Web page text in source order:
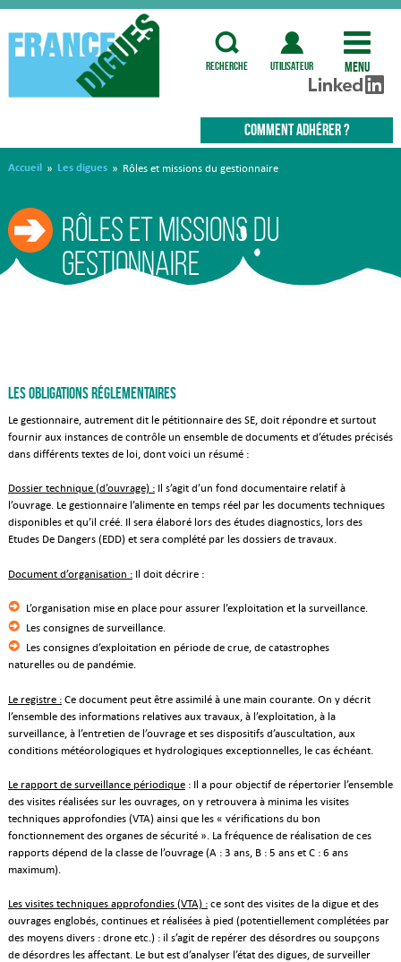
recherche utilisateur Menu
COMMENT ADHÉRER ?
Accueil » Les digues » Rôles et missions du gestionnaire
Rôles et missions du
gestionnaire
Les obligations réglementaires
Le gestionnaire, autrement dit le pétitionnaire des SE, doit répondre et surtout
fournir aux instances de contrôle un ensemble de documents et d’études précisés
dans différents textes de loi, dont voici un résumé :
Dossier technique (d’ouvrage) :Il s’agit d’un fond documentaire relatif à
l’ouvrage. Le gestionnaire l’alimente en temps réel par les documents techniques
disponibles et qu’il créé. Il sera élaboré lors des études diagnostics, lors des
Etudes De Dangers (EDD) et sera complété par les dossiers de travaux.
Document d’organisation :Il doit décrire :
L’organisation mise en place pour assurer l’exploitation et la surveillance.
Les consignes de surveillance.
Les consignes d’exploitation en période de crue, de catastrophes
naturelles ou de pandémie.
Le registre :Ce document peut être assimilé à une main courante. On y décrit
l’ensemble des informations relatives aux travaux, à l’exploitation, à la
surveillance, à l’entretien de l’ouvrage et ses dispositifs d’auscultation, aux
conditions météorologiques et hydrologiques exceptionnelles, le cas échéant.
Le rapport de surveillance périodique: Il a pour objectif de répertorier l’ensemble
des visites réalisées sur les ouvrages, on y retrouvera à minima les visites
techniques approfondies (VTA) ainsi que les « vérifications du bon
fonctionnement des organes de sécurité ». La fréquence de réalisation de ces
rapports dépend de la classe de l’ouvrage (A : 3 ans, B : 5 ans et C : 6 ans
maximum).
Les visites techniques approfondies (VTA) :ce sont des visites de la digue et des
ouvrages englobés, continues et réalisées à pied (potentiellement complétées par
des moyens divers : drone etc.) : il s’agit de repérer des désordres ou soupçons
de désordres les affectant. Le but est d’analyser l’état des digues, de surveiller